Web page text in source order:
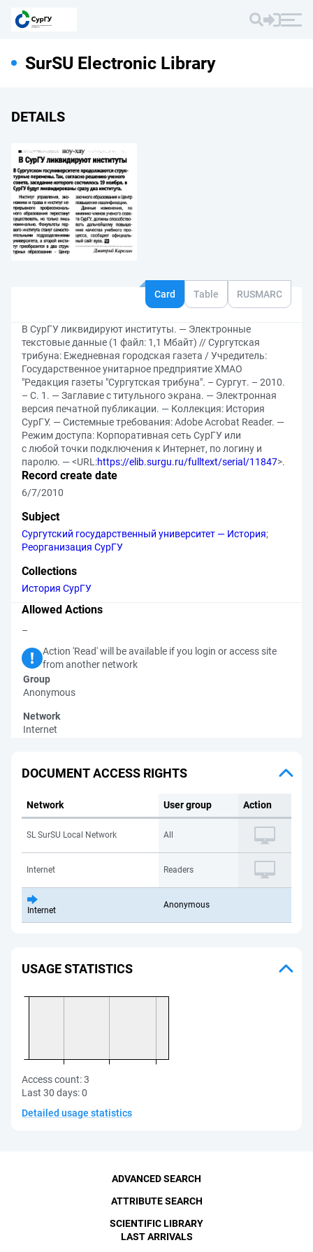
SurSU Electronic Library
DETAILS
Card Table RUSMARC
В СурГУ ликвидируют институты. — Электронные
текстовые данные (1 файл: 1,1 Мбайт) // Сургутская
трибуна: Ежедневная городская газета / Учредитель:
Государственное унитарное предприятие ХМАО
"Редакция газеты "Сургутская трибуна". – Сургут. – 2010.
– С. 1. — Заглавие с титульного экрана. — Электронная
версия печатной публикации. — Коллекция: История
СурГУ. — Системные требования: Adobe Acrobat Reader. —
Режим доступа: Корпоративная сеть СурГУ или
с любой точки подключения к Интернет, по логину и
паролю. — <URL:https://elib.surgu.ru/fulltext/serial/11847>.
Record create date
6/7/2010
Subject
Сургутский государственный университет — История;
Реорганизация СурГУ
Collections
История СурГУ
Allowed Actions
–
Action 'Read' will be available if you login or access site
from another network
Group
Anonymous
Network
Internet
DOCUMENT ACCESS RIGHTS
Network User group Action
SL SurSU Local Network All
Internet Readers
Internet
Anonymous
USAGE STATISTICS
Access count:3
Last 30 days:0
Detailed usage statistics
ADVANCED SEARCH
ATTRIBUTE SEARCH
SCIENTIFIC LIBRARY
LAST ARRIVALS